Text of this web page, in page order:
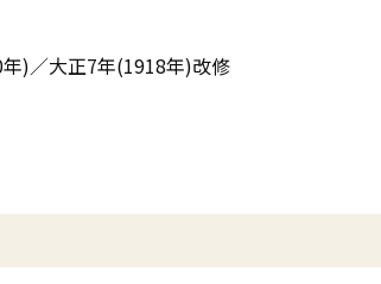
)／大正7年(1918年)改修